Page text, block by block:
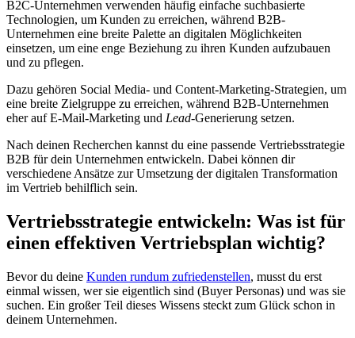
B2C-Unternehmen verwenden häufig einfache suchbasierte
Technologien, um Kunden zu erreichen, während B2B-
Unternehmen eine breite Palette an digitalen Möglichkeiten
einsetzen, um eine enge Beziehung zu ihren Kunden aufzubauen
und zu pflegen.
Dazu gehören Social Media- und Content-Marketing-Strategien, um
eine breite Zielgruppe zu erreichen, während B2B-Unternehmen
eher auf E-Mail-Marketing und Lead-Generierung setzen.
Nach deinen Recherchen kannst du eine passende Vertriebsstrategie
B2B für dein Unternehmen entwickeln. Dabei können dir
verschiedene Ansätze zur Umsetzung der digitalen Transformation
im Vertrieb behilflich sein.
Vertriebsstrategie entwickeln: Was ist für
einen effektiven Vertriebsplan wichtig?
Bevor du deine Kunden rundum zufriedenstellen, musst du erst
einmal wissen, wer sie eigentlich sind (Buyer Personas) und was sie
suchen. Ein großer Teil dieses Wissens steckt zum Glück schon in
deinem Unternehmen.